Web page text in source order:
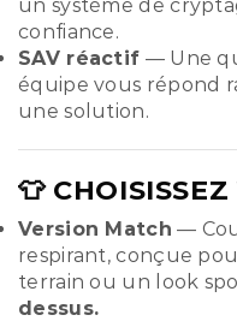
un système de
confiance.
SAV réactif — Une
équipe vous répond
une solution.
👕
Version Match —
respirant, conçue
terrain ou un look
dessus.